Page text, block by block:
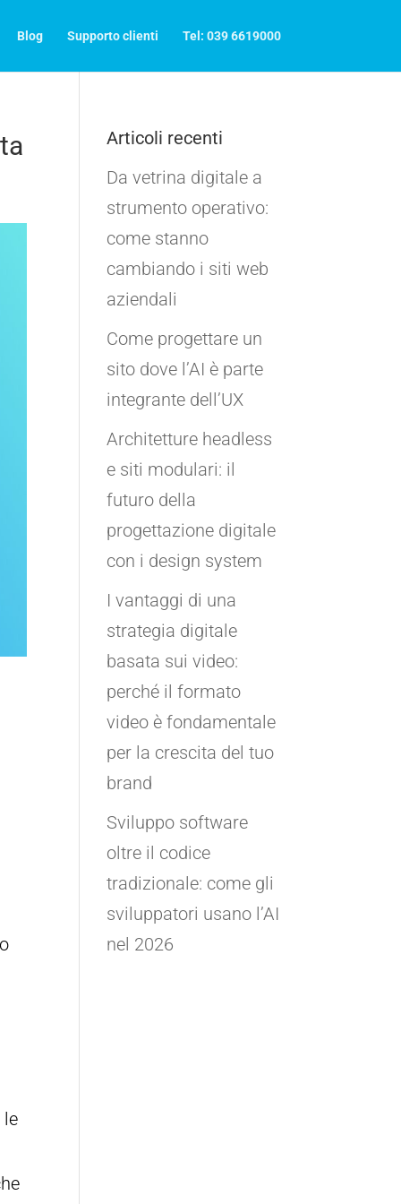
Blog Supporto clienti Tel: 039 6619000
le
Articoli recenti
Da vetrina digitale a
strumento operativo:
come stanno
cambiando i siti web
aziendali
Come progettare un
sito dove l’AI è parte
integrante dell’UX
Architetture headless
e siti modulari: il
futuro della
progettazione digitale
con i design system
I vantaggi di una
strategia digitale
basata sui video:
perché il formato
video è fondamentale
per la crescita del tuo
brand
Sviluppo software
oltre il codice
tradizionale: come gli
sviluppatori usano l’AI
nel 2026